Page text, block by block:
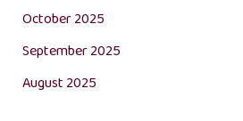
October 2025
September 2025
August 2025